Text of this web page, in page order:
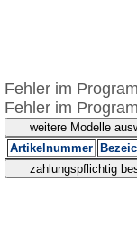
Fehler im
Fehler im
Artikelnummer